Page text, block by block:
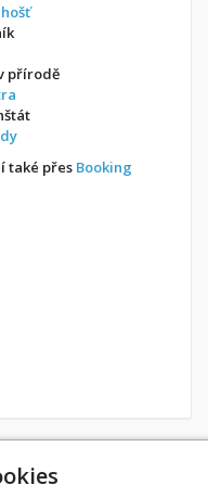
přírodě
také přes Booking